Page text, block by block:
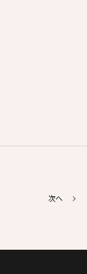
次へ